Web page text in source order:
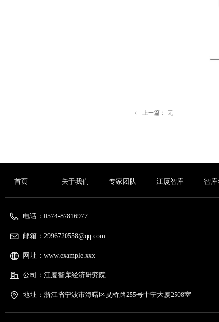
ꂃ 上一篇： 无
首页 关于我们 专家团队 江厦智库 智库
电话： 0574-87816977
邮箱： 2996720558@qq.com
网址： www.example.xxx
公司： 江厦智库经济研究院
地址： 浙江省宁波市海曙区灵桥路255号中宁大厦2508室